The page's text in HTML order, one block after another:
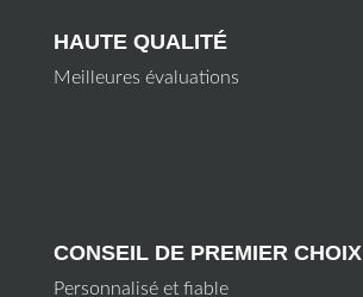
HAUTE QUALITÉ
Meilleures évaluations
CONSEIL DE PREMIER CHOIX
Personnalisé et fiable